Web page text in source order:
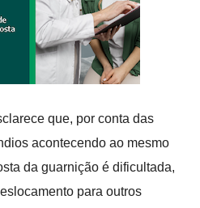
que, por conta das
acontecendo ao mesmo
da guarnição é dificultada,
para outros